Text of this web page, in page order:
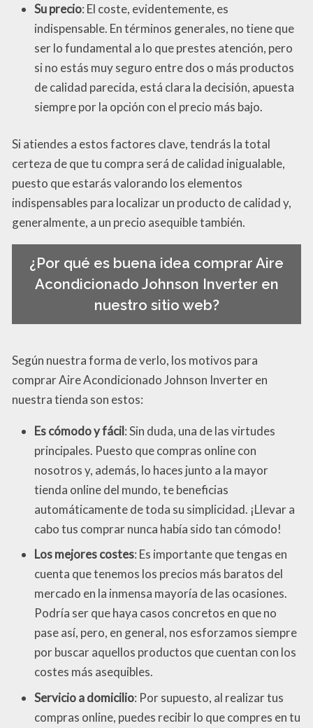
Su precio: El coste, evidentemente, es
indispensable. En términos generales, no tiene que
ser lo fundamental a lo que prestes atención, pero
si no estás muy seguro entre dos o más productos
de calidad parecida, está clara la decisión, apuesta
siempre por la opción con el precio más bajo.
Si atiendes a estos factores clave, tendrás la total
certeza de que tu compra será de calidad inigualable,
puesto que estarás valorando los elementos
indispensables para localizar un producto de calidad y,
generalmente, a un precio asequible también.
¿Por qué es buena idea comprar Aire
Acondicionado Johnson Inverter en
nuestro sitio web?
Según nuestra forma de verlo, los motivos para
comprar Aire Acondicionado Johnson Inverter en
nuestra tienda son estos:
Es cómodo y fácil: Sin duda, una de las virtudes
principales. Puesto que compras online con
nosotros y, además, lo haces junto a la mayor
tienda online del mundo, te beneficias
automáticamente de toda su simplicidad. ¡Llevar a
cabo tus comprar nunca había sido tan cómodo!
Los mejores costes: Es importante que tengas en
cuenta que tenemos los precios más baratos del
mercado en la inmensa mayoría de las ocasiones.
Podría ser que haya casos concretos en que no
pase así, pero, en general, nos esforzamos siempre
por buscar aquellos productos que cuentan con los
costes más asequibles.
Servicio a domicilio: Por supuesto, al realizar tus
compras online, puedes recibir lo que compres en tu